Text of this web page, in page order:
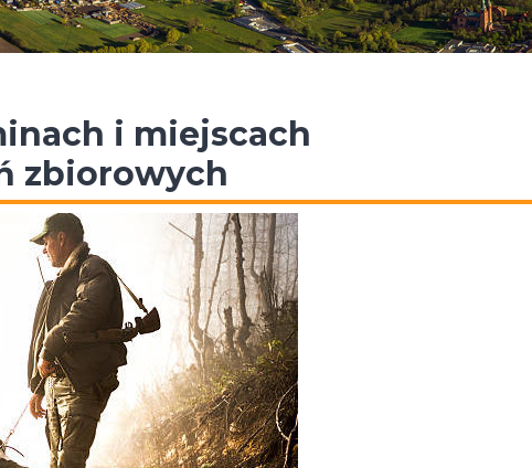
i miejscach
zbiorowych